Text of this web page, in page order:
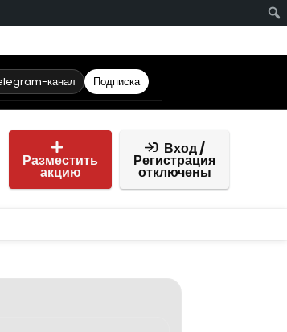
канал Подписка
Разместить
акцию
Вход /
Регистрация
отключены